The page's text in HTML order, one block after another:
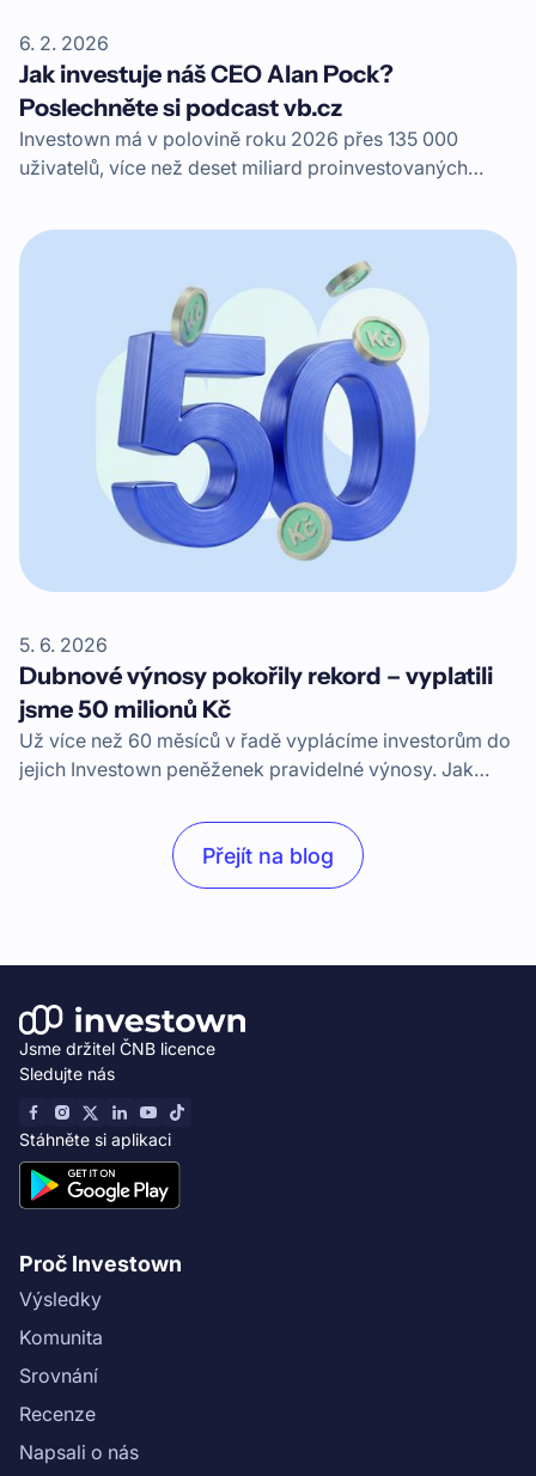
6. 2. 2026
Jak investuje náš CEO Alan Pock?
Poslechněte si podcast vb.cz
Investown má v polovině roku 2026 přes 135 000
uživatelů, více než deset miliard proinvestovaných
začátky? To vše prozradí v podcastu jeden ze
spoluzakladatelů a současný CEO, Alan Pock.
5. 6. 2026
Dubnové výnosy pokořily rekord – vyplatili
jsme 50 milionů Kč
Už více než 60 měsíců v řadě vyplácíme investorům do
jejich Investown peněženek pravidelné výnosy. Jak
objem měsíčních výnosů. V dubnu 2026 jsme pokořili
další milník a investorům jsme vyplatili přes 50 milionů
Přejít na blog
Jsme držitel ČNB licence
Sledujte nás
Stáhněte si aplikaci
Proč Investown
Výsledky
Komunita
Srovnání
Recenze
Napsali o nás